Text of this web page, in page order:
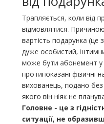
Трапляється, коли від
відмовлятися.
вартість подарунка (це
дуже особистий,
може бути абонемент у
протипоказані фізичні
вихованець, подано
якого він ніяк не
Головне - це з
ситуації, не